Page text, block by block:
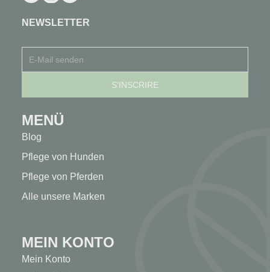
NEWSLETTER
MENÜ
Blog
Pflege von Hunden
Pflege von Pferden
Alle unsere Marken
MEIN KONTO
Mein Konto